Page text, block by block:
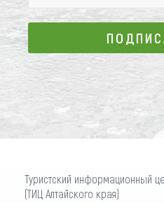
Туристский информационный
(ТИЦ Алтайского края)